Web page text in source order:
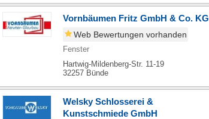
Vornbäumen Fritz GmbH & Co. KG
Web Bewertungen vorhanden
Fenster
Hartwig-Mildenberg-Str. 11-19
32257 Bünde
Welsky Schlosserei &
Kunstschmiede GmbH